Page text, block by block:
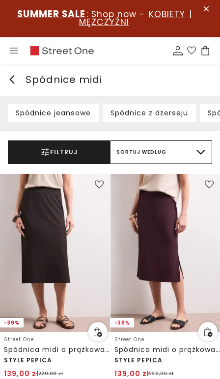
SUMMER SALE : Shop now - KOBIETY |
MĘŻCZYŹNI
Spódnice midi
Spódnice jeansowe Spódnice z dżerseju
FILTRUJ SORTUJ WEDŁUG
-39%
Street One
Spódnica midi o prążkowanej strukturze z elastycznym paskiem w talii
STYLE PEPICA
139,00 zł229,00zł
-39%
Street One
Spódnica midi o prążkowanej strukturze z elastycznym paskiem w talii
STYLE PEPICA
139,00 zł229,00zł